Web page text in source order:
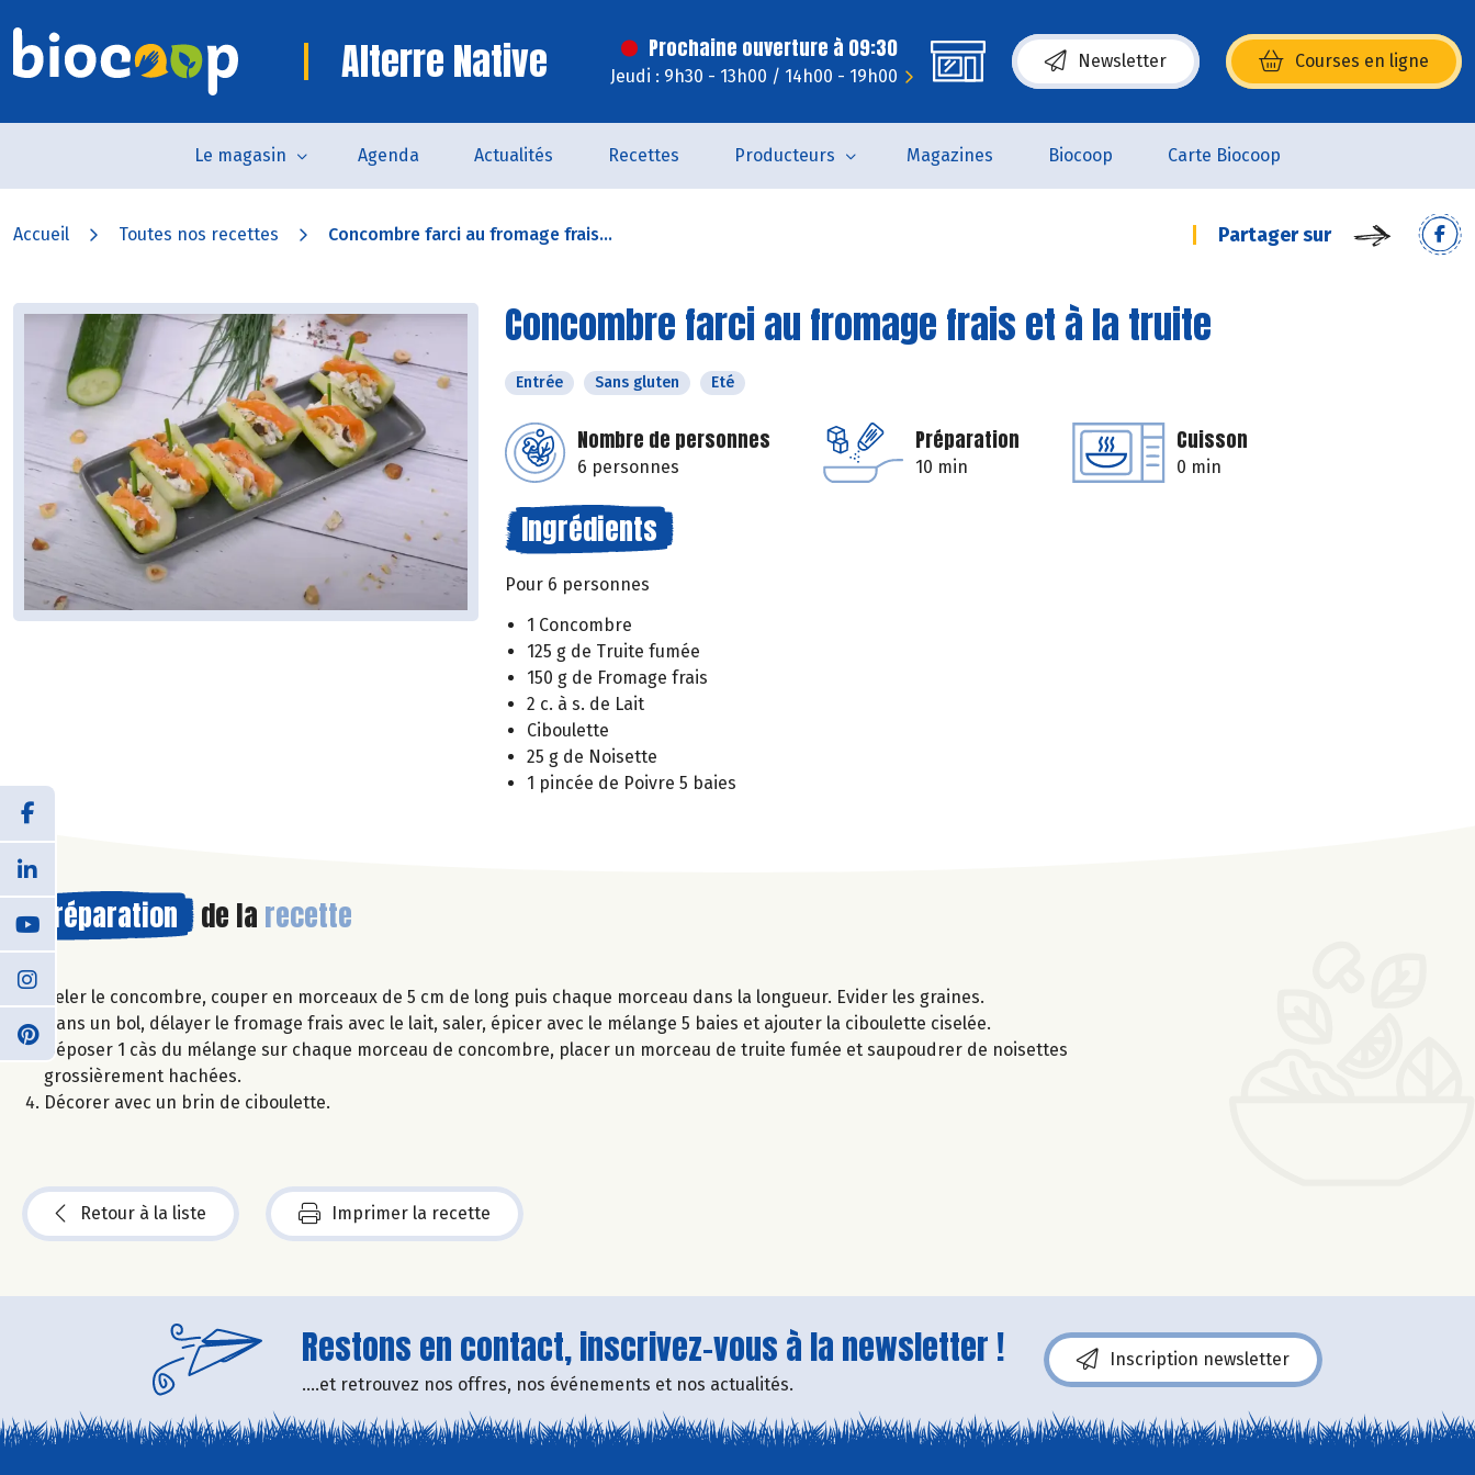
Alterre Native Prochaine ouverture à 09:30
Jeudi : 9h30 - 13h00 / 14h00 - 19h00
Newsletter Courses en ligne
(s’ouvre dans une nouvelle fenêtre)
Le magasin Agenda Actualités Recettes Producteurs Magazines Biocoop Carte Biocoop
Accueil Toutes nos recettes Concombre farci au fromage frais... Partager sur
Concombre farci au fromage frais et à la truite
Entrée Sans gluten Eté
Nombre de personnes
6 personnes
Préparation
10 min
Cuisson
0 min
Ingrédients
Pour 6 personnes
1 Concombre
125 g de Truite fumée
150 g de Fromage frais
2 c. à s. de Lait
Ciboulette
25 g de Noisette
1 pincée de Poivre 5 baies
Préparation de la recette
Peler le concombre, couper en morceaux de 5 cm de long puis chaque morceau dans la longueur. Evider les graines.
Dans un bol, délayer le fromage frais avec le lait, saler, épicer avec le mélange 5 baies et ajouter la ciboulette ciselée.
Déposer 1 càs du mélange sur chaque morceau de concombre, placer un morceau de truite fumée et saupoudrer de noisettes
grossièrement hachées.
Décorer avec un brin de ciboulette.
Retour à la liste Imprimer la recette
Restons en contact, inscrivez-vous à la newsletter !
....et retrouvez nos offres, nos événements et nos actualités.
Inscription newsletter